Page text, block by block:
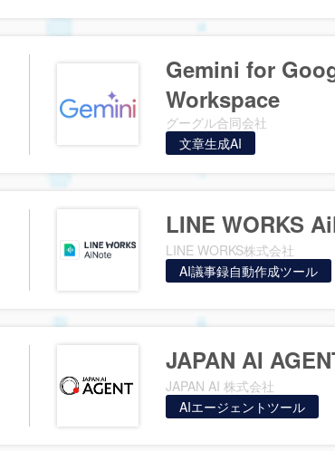
Gemini for
Workspace
グーグル合同会社
文章生成AI
LINE WORKS
LINE WORKS株式会社
AI議事録自動作成ツール
JAPAN AI
JAPAN AI 株式会社
AIエージェントツール